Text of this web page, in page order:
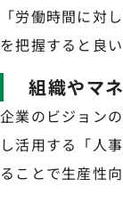
「労働時間に対
を把握すると良い
組織やマ
企業のビジョン
し活用する「人
ることで生産性